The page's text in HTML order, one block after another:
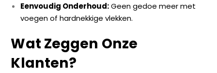
Eenvoudig Onderhoud:Geen gedoe meer met
voegen of hardnekkige vlekken.
Wat Zeggen Onze
Klanten?